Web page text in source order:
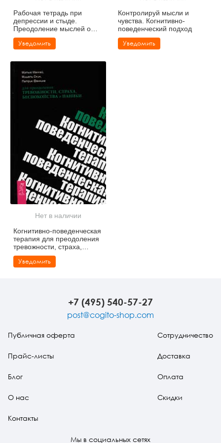
Рабочая тетрадь при
депрессии и стыде.
Преодоление мыслей о
неполноценности и
улучшение
Уведомить
Контролируй мысли и
чувства. Когнитивно-
поведенческий подход
Уведомить
Нет в наличии
Когнитивно-поведенческая
терапия для преодоления
тревожности, страха,
беспокойства и паники
Уведомить
+7 (495) 540-57-27
post@cogito-shop.com
Публичная оферта
Прайс-листы
Блог
О нас
Контакты
Сотрудничество
Доставка
Оплата
Скидки
Мы в социальных сетях